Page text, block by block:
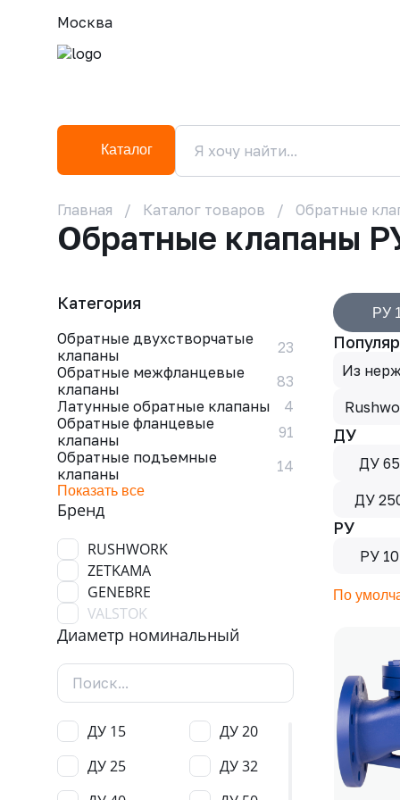
Москва
Каталог
Главная Каталог товаров Обратные
Обратные клапаны
Категория
Обратные двухстворчатые
клапаны
23
Обратные межфланцевые
клапаны
83
Латунные обратные клапаны
4
Обратные фланцевые
клапаны
91
Обратные подъемные
клапаны
14
Показать все
Бренд
RUSHWORK
ZETKAMA
GENEBRE
VALSTOK
Диаметр номинальный
ДУ 15
ДУ 20
ДУ 25
ДУ 32
РУ
Из
ДУ
ДУ 65
ДУ
РУ
РУ 10
По